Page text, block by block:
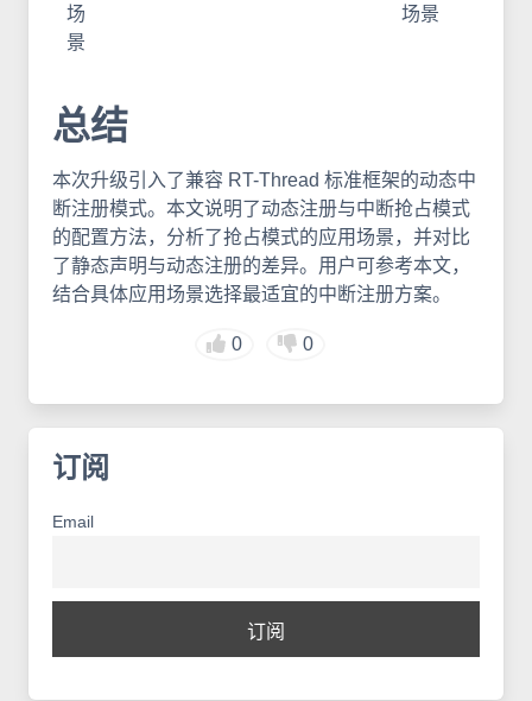
场
景
场景
总结
本次升级引入了兼容 RT-Thread 标准框架的动态中
断注册模式。本文说明了动态注册与中断抢占模式
的配置方法，分析了抢占模式的应用场景，并对比
了静态声明与动态注册的差异。用户可参考本文，
结合具体应用场景选择最适宜的中断注册方案。
0 0
订阅
Email